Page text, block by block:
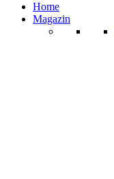
Home
Magazin